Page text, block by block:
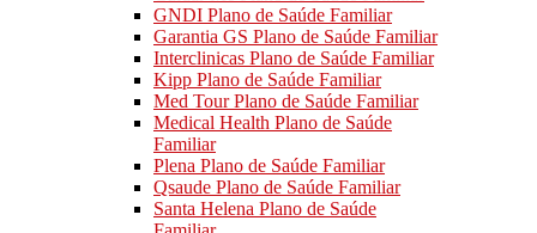
GNDI Plano de Saúde Familiar
Garantia GS Plano de Saúde Familiar
Interclinicas Plano de Saúde Familiar
Kipp Plano de Saúde Familiar
Med Tour Plano de Saúde Familiar
Medical Health Plano de Saúde
Familiar
Plena Plano de Saúde Familiar
Qsaude Plano de Saúde Familiar
Santa Helena Plano de Saúde